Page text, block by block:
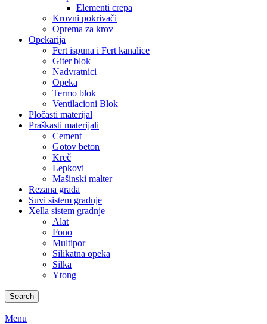
Elementi crepa
Krovni pokrivači
Oprema za krov
Opekarija
Fert ispuna i Fert kanalice
Giter blok
Nadvratnici
Opeka
Termo blok
Ventilacioni Blok
Pločasti materijal
Praškasti materijali
Cement
Gotov beton
Kreč
Lepkovi
Mašinski malter
Rezana građa
Suvi sistem gradnje
Xella sistem gradnje
Alat
Fono
Multipor
Silikatna opeka
Silka
Ytong
Search
Menu